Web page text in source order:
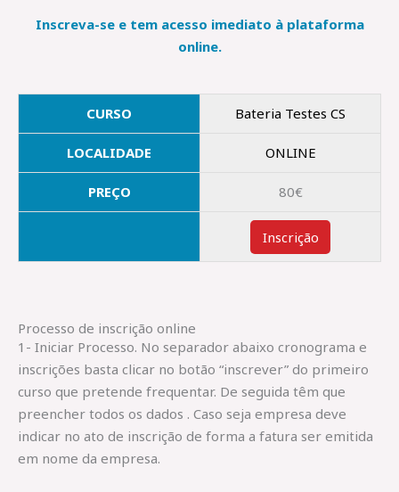
Inscreva-se e tem acesso imediato à plataforma
online.
CURSO Bateria Testes CS
LOCALIDADE ONLINE
PREÇO 80€
Inscrição
Processo de inscrição online
1- Iniciar Processo. No separador abaixo cronograma e
inscrições basta clicar no botão “inscrever” do primeiro
curso que pretende frequentar. De seguida têm que
preencher todos os dados . Caso seja empresa deve
indicar no ato de inscrição de forma a fatura ser emitida
em nome da empresa.